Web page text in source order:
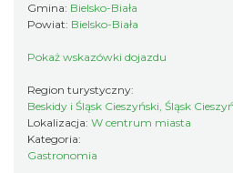
Gmina: Bielsko-Biała
Powiat: Bielsko-Biała
Pokaż wskazówki dojazdu
Region turystyczny:
Beskidy i Śląsk Cieszyński, Śląsk
Lokalizacja: W centrum miasta
Kategoria:
Gastronomia